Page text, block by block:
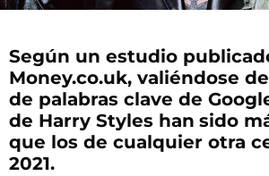
Según un estudio
Money.co.uk, valiéndose
de palabras clave de
de Harry Styles han sido
que los de cualquier otra
2021.